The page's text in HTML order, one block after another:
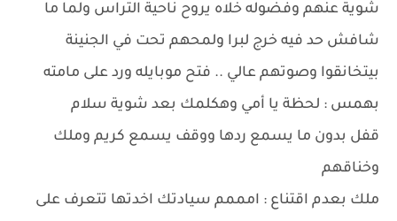
شوية عنهم وفضوله خلاه يروح ناحية التراس ولما ما
شافش حد فيه خرج لبرا ولمحهم تحت في الجنينة
بيتخانقوا وصوتهم عالي .. فتح موبايله ورد على مامته
بهمس : لحظة يا أمي وهكلمك بعد شوية سلام
قفل بدون ما يسمع ردها ووقف يسمع كريم وملك
وخناقهم
ملك بعدم اقتناع : امممم سيادتك اخدتها تتعرف على